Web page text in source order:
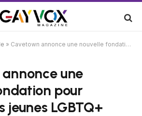
» Cavetown annonce une nouvelle fondation pour soutenir les jeunes LGBTQ+
une
pour
jeunes LGBTQ+